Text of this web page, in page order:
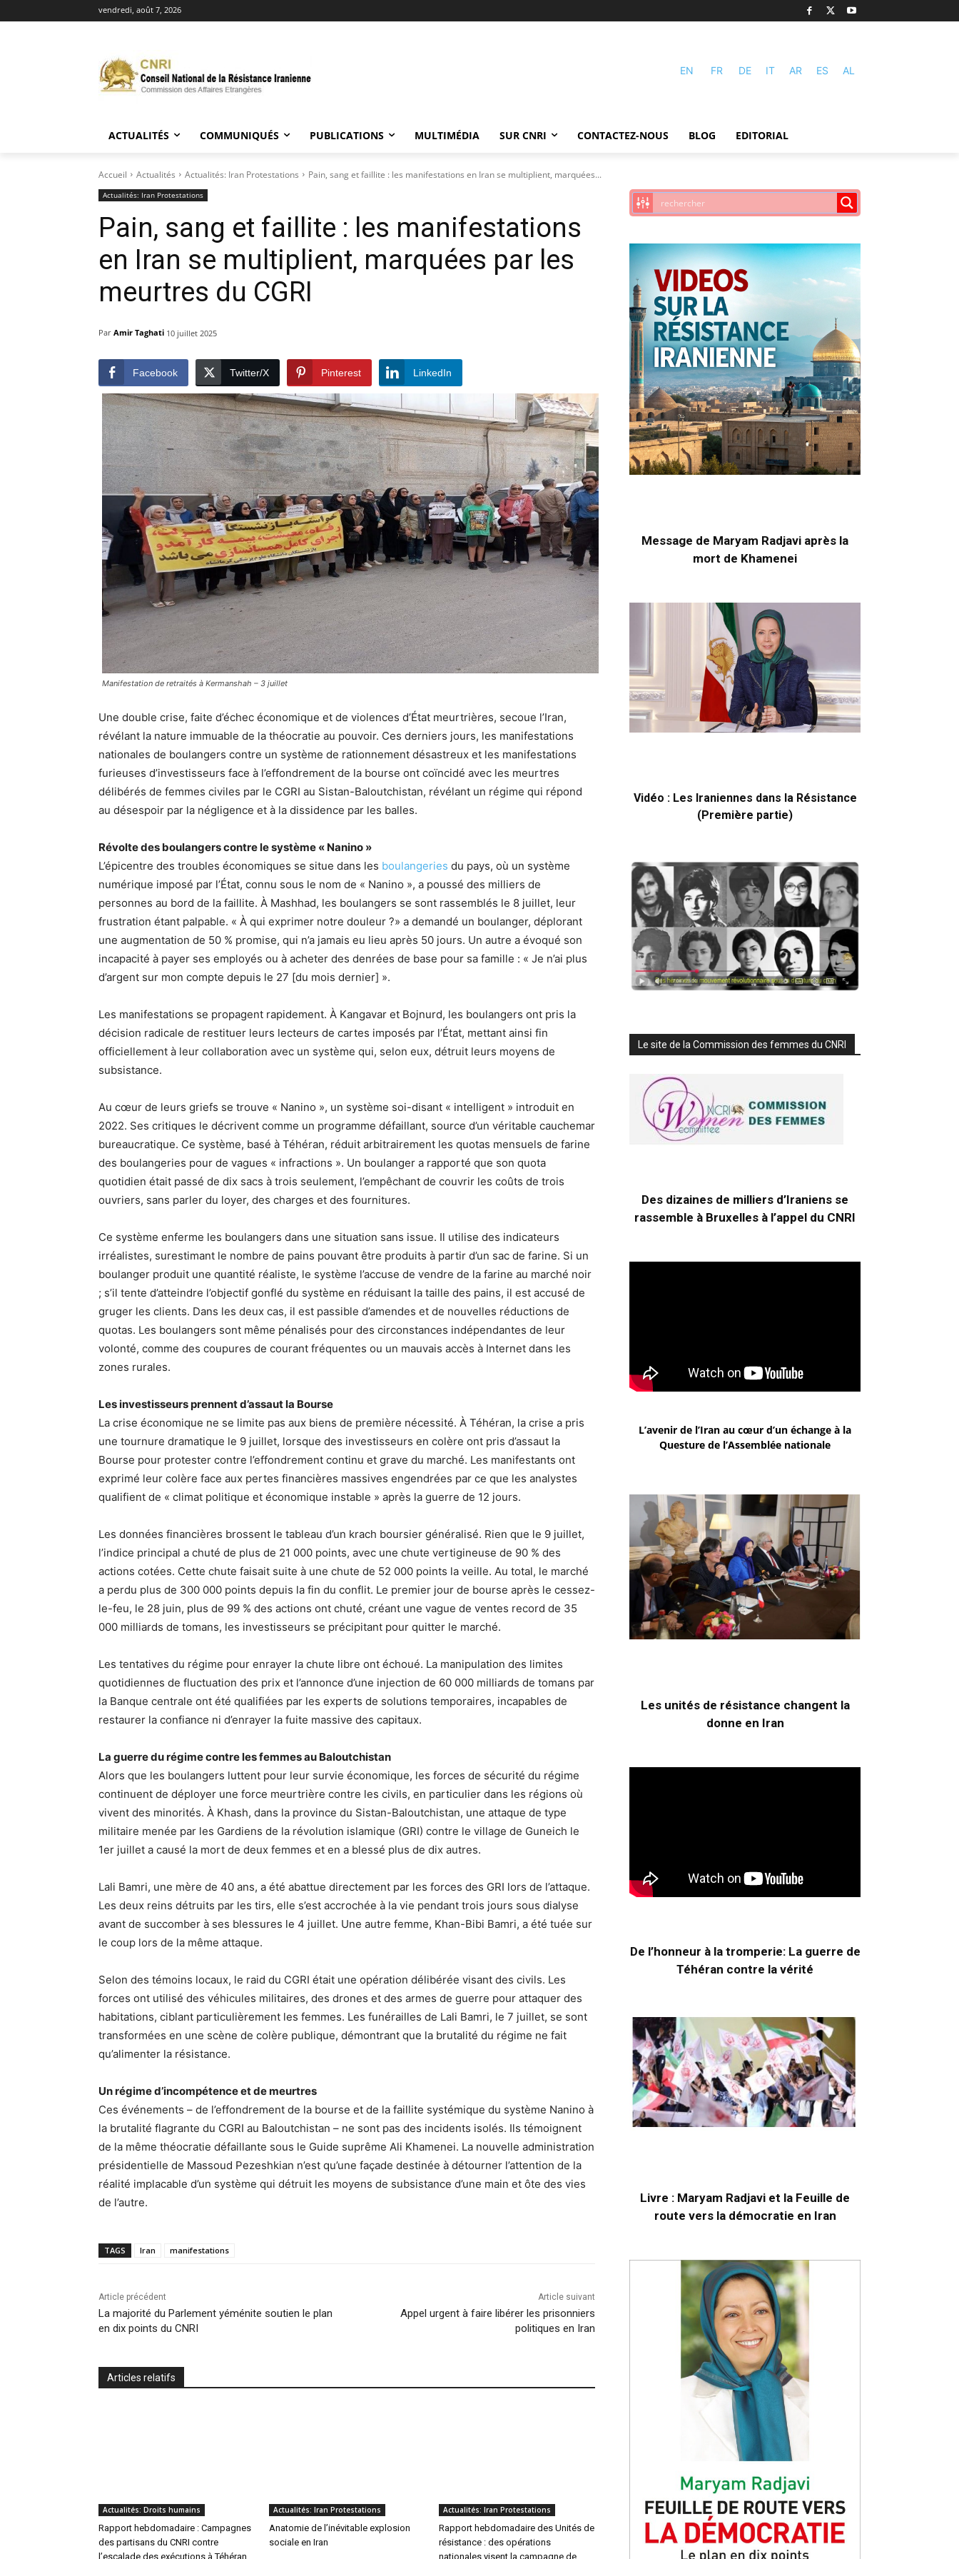
vendredi, août 7, 2026
EN FR DE IT AR ES AL
ACTUALITÉS COMMUNIQUÉS PUBLICATIONS MULTIMÉDIA SUR CNRI CONTACTEZ-NOUS BLOG EDITORIAL
Accueil Actualités Actualités: Iran Protestations Pain, sang et faillite : les manifestations en Iran se multiplient, marquées...
Actualités: Iran Protestations
Pain, sang et faillite : les manifestations
en Iran se multiplient, marquées par les
meurtres du CGRI
Par Amir Taghati 10 juillet 2025
Facebook Twitter/X Pinterest LinkedIn
Manifestation de retraités à Kermanshah – 3 juillet
Une double crise, faite d’échec économique et de violences d’État meurtrières, secoue l’Iran,
révélant la nature immuable de la théocratie au pouvoir. Ces derniers jours, les manifestations
nationales de boulangers contre un système de rationnement désastreux et les manifestations
furieuses d’investisseurs face à l’effondrement de la bourse ont coïncidé avec les meurtres
délibérés de femmes civiles par le CGRI au Sistan-Baloutchistan, révélant un régime qui répond
au désespoir par la négligence et à la dissidence par les balles.
Révolte des boulangers contre le système « Nanino »
L’épicentre des troubles économiques se situe dans les boulangeries du pays, où un système
numérique imposé par l’État, connu sous le nom de « Nanino », a poussé des milliers de
personnes au bord de la faillite. À Mashhad, les boulangers se sont rassemblés le 8 juillet, leur
frustration étant palpable. « À qui exprimer notre douleur ?» a demandé un boulanger, déplorant
une augmentation de 50 % promise, qui n’a jamais eu lieu après 50 jours. Un autre a évoqué son
incapacité à payer ses employés ou à acheter des denrées de base pour sa famille : « Je n’ai plus
d’argent sur mon compte depuis le 27 [du mois dernier] ».
Les manifestations se propagent rapidement. À Kangavar et Bojnurd, les boulangers ont pris la
décision radicale de restituer leurs lecteurs de cartes imposés par l’État, mettant ainsi fin
officiellement à leur collaboration avec un système qui, selon eux, détruit leurs moyens de
subsistance.
Au cœur de leurs griefs se trouve « Nanino », un système soi-disant « intelligent » introduit en
2022. Ses critiques le décrivent comme un programme défaillant, source d’un véritable cauchemar
bureaucratique. Ce système, basé à Téhéran, réduit arbitrairement les quotas mensuels de farine
des boulangeries pour de vagues « infractions ». Un boulanger a rapporté que son quota
quotidien était passé de dix sacs à trois seulement, l’empêchant de couvrir les coûts de trois
ouvriers, sans parler du loyer, des charges et des fournitures.
Ce système enferme les boulangers dans une situation sans issue. Il utilise des indicateurs
irréalistes, surestimant le nombre de pains pouvant être produits à partir d’un sac de farine. Si un
boulanger produit une quantité réaliste, le système l’accuse de vendre de la farine au marché noir
; s’il tente d’atteindre l’objectif gonflé du système en réduisant la taille des pains, il est accusé de
gruger les clients. Dans les deux cas, il est passible d’amendes et de nouvelles réductions de
quotas. Les boulangers sont même pénalisés pour des circonstances indépendantes de leur
volonté, comme des coupures de courant fréquentes ou un mauvais accès à Internet dans les
zones rurales.
Les investisseurs prennent d’assaut la Bourse
La crise économique ne se limite pas aux biens de première nécessité. À Téhéran, la crise a pris
une tournure dramatique le 9 juillet, lorsque des investisseurs en colère ont pris d’assaut la
Bourse pour protester contre l’effondrement continu et grave du marché. Les manifestants ont
exprimé leur colère face aux pertes financières massives engendrées par ce que les analystes
qualifient de « climat politique et économique instable » après la guerre de 12 jours.
Les données financières brossent le tableau d’un krach boursier généralisé. Rien que le 9 juillet,
l’indice principal a chuté de plus de 21 000 points, avec une chute vertigineuse de 90 % des
actions cotées. Cette chute faisait suite à une chute de 52 000 points la veille. Au total, le marché
a perdu plus de 300 000 points depuis la fin du conflit. Le premier jour de bourse après le cessez-
le-feu, le 28 juin, plus de 99 % des actions ont chuté, créant une vague de ventes record de 35
000 milliards de tomans, les investisseurs se précipitant pour quitter le marché.
Les tentatives du régime pour enrayer la chute libre ont échoué. La manipulation des limites
quotidiennes de fluctuation des prix et l’annonce d’une injection de 60 000 milliards de tomans par
la Banque centrale ont été qualifiées par les experts de solutions temporaires, incapables de
restaurer la confiance ni d’enrayer la fuite massive des capitaux.
La guerre du régime contre les femmes au Baloutchistan
Alors que les boulangers luttent pour leur survie économique, les forces de sécurité du régime
continuent de déployer une force meurtrière contre les civils, en particulier dans les régions où
vivent des minorités. À Khash, dans la province du Sistan-Baloutchistan, une attaque de type
militaire menée par les Gardiens de la révolution islamique (GRI) contre le village de Guneich le
1er juillet a causé la mort de deux femmes et en a blessé plus de dix autres.
Lali Bamri, une mère de 40 ans, a été abattue directement par les forces des GRI lors de l’attaque.
Les deux reins détruits par les tirs, elle s’est accrochée à la vie pendant trois jours sous dialyse
avant de succomber à ses blessures le 4 juillet. Une autre femme, Khan-Bibi Bamri, a été tuée sur
le coup lors de la même attaque.
Selon des témoins locaux, le raid du CGRI était une opération délibérée visant des civils. Les
forces ont utilisé des véhicules militaires, des drones et des armes de guerre pour attaquer des
habitations, ciblant particulièrement les femmes. Les funérailles de Lali Bamri, le 7 juillet, se sont
transformées en une scène de colère publique, démontrant que la brutalité du régime ne fait
qu’alimenter la résistance.
Un régime d’incompétence et de meurtres
Ces événements – de l’effondrement de la bourse et de la faillite systémique du système Nanino à
la brutalité flagrante du CGRI au Baloutchistan – ne sont pas des incidents isolés. Ils témoignent
de la même théocratie défaillante sous le Guide suprême Ali Khamenei. La nouvelle administration
présidentielle de Massoud Pezeshkian n’est qu’une façade destinée à détourner l’attention de la
réalité implacable d’un système qui détruit les moyens de subsistance d’une main et ôte des vies
de l’autre.
TAGS Iran manifestations
Article précédent
La majorité du Parlement yéménite soutien le plan
en dix points du CNRI
Article suivant
Appel urgent à faire libérer les prisonniers
politiques en Iran
Articles relatifs
Actualités: Droits humains
Rapport hebdomadaire : Campagnes
des partisans du CNRI contre
l’escalade des exécutions à Téhéran
Actualités: Iran Protestations
Anatomie de l’inévitable explosion
sociale en Iran
Actualités: Iran Protestations
Rapport hebdomadaire des Unités de
résistance : des opérations
nationales visent la campagne de
Message de Maryam Radjavi après la
mort de Khamenei
Vidéo : Les Iraniennes dans la Résistance
(Première partie)
Le site de la Commission des femmes du CNRI
Des dizaines de milliers d’Iraniens se
rassemble à Bruxelles à l’appel du CNRI
L’avenir de l’Iran au cœur d’un échange à la
Questure de l’Assemblée nationale
Les unités de résistance changent la
donne en Iran
De l’honneur à la tromperie: La guerre de
Téhéran contre la vérité
Livre : Maryam Radjavi et la Feuille de
route vers la démocratie en Iran